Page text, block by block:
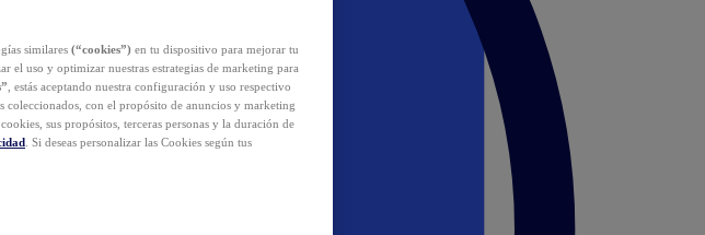
similares (“cookies”) en tu dispositivo para mejorar tu
el uso y optimizar nuestras estrategias de marketing para
, estás aceptando nuestra configuración y uso respectivo
coleccionados, con el propósito de anuncios y marketing
sus propósitos, terceras personas y la duración de
. Si deseas personalizar las Cookies según tus